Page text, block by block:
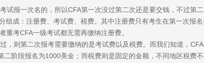
试报一次名的，所以CFA第一次没过第二次还是要交钱，不过第
组成：注册费、考试费、税费。其中注册费只有考生在第一次报
重考CFA一级考试都无需再缴纳注册费。
，则第二次报考需要缴纳的是考试费以及税费。而我们知道，
二阶段报名为1000美金；而税费则是固定的金额，不同地区税费